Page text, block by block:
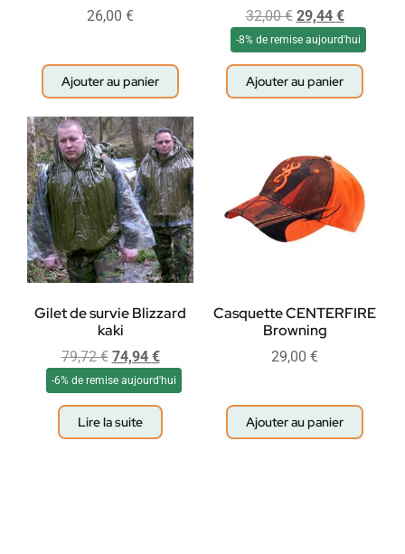
26,00 €
Ajouter au panier
32,00€ 29,44 €
-8% de remise aujourd'hui
Ajouter au panier
Gilet de survie Blizzard
kaki
79,72€ 74,94 €
-6% de remise aujourd'hui
Lire la suite
Casquette CENTERFIRE
Browning
29,00 €
Ajouter au panier